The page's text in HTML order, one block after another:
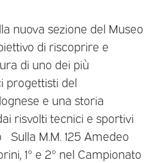
nuova sezione del Museo
di riscoprire e
di uno dei più
progettisti del
e una storia
risvolti tecnici e sportivi
Sulla M.M. 125 Amedeo
1° e 2° nel Campionato